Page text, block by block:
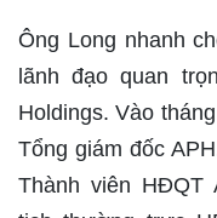
Ông Long nhanh
lãnh đạo quan
Holdings. Vào
Tổng giám đốc
Thành viên HĐQT